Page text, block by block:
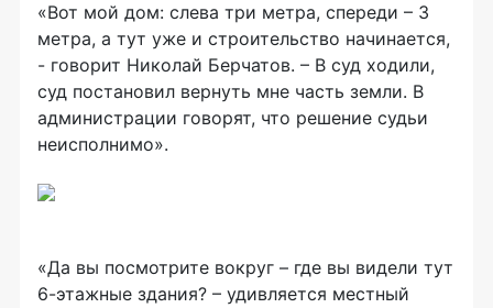
«Вот мой дом: слева три метра, спереди – 3
метра, а тут уже и строительство начинается,
- говорит Николай Берчатов. – В суд ходили,
суд постановил вернуть мне часть земли. В
администрации говорят, что решение судьи
неисполнимо».
«Да вы посмотрите вокруг – где вы видели тут
6-этажные здания? – удивляется местный